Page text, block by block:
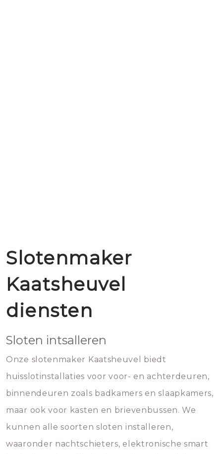
Slotenmaker
Kaatsheuvel
diensten
Sloten intsalleren
Onze slotenmaker Kaatsheuvel biedt
huisslotinstallaties voor voor- en achterdeuren,
binnendeuren zoals badkamers en slaapkamers,
maar ook voor kasten en brievenbussen. We
kunnen alle soorten sloten installeren,
waaronder nachtschieters, elektronische smart